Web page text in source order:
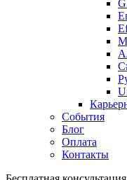
События
Блог
Оплата
Контакты